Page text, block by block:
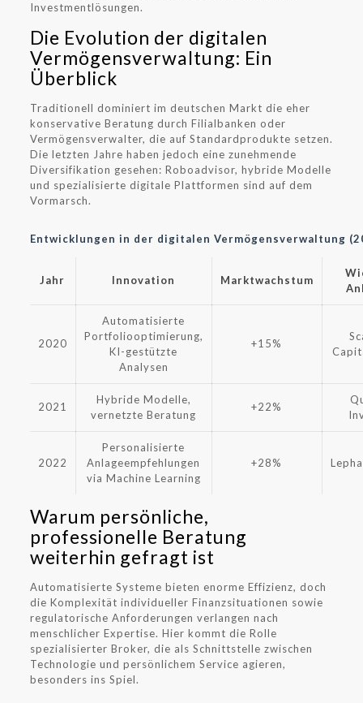
Investmentlösungen.
Die Evolution der digitalen
Vermögensverwaltung: Ein
Überblick
Traditionell dominiert im deutschen Markt die eher
konservative Beratung durch Filialbanken oder
Vermögensverwalter, die auf Standardprodukte setzen.
Die letzten Jahre haben jedoch eine zunehmende
Diversifikation gesehen: Roboadvisor, hybride Modelle
und spezialisierte digitale Plattformen sind auf dem
Vormarsch.
Entwicklungen in der digitalen Vermögensverwaltung
Jahr Innovation Marktwachstum
2020
Automatisierte
Portfoliooptimierung,
KI-gestützte
Analysen
+15%
2021
Hybride Modelle,
vernetzte Beratung
+22%
2022
Personalisierte
Anlageempfehlungen
via Machine Learning
+28%
Warum persönliche,
professionelle Beratung
weiterhin gefragt ist
Automatisierte Systeme bieten enorme Effizienz, doch
die Komplexität individueller Finanzsituationen sowie
regulatorische Anforderungen verlangen nach
menschlicher Expertise. Hier kommt die Rolle
spezialisierter Broker, die als Schnittstelle zwischen
Technologie und persönlichem Service agieren,
besonders ins Spiel.